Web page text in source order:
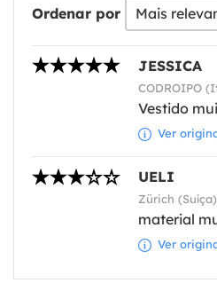
Ordenar por
JESSICA
CODROIPO
Vestido
Ver
UELI
Zürich
material
Ver